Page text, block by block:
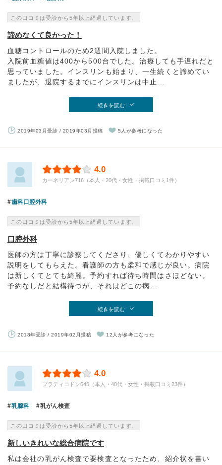
この口コミは受診から5年以上経過しています。
諦めなくて良かった！
血糖コントロールのため2週間入院しました。
入院前血糖値は400から500台でした。治療しても手遅れだと
思っていました。インスリンも始まり、一生続くと諦めてい
ましたが、退院するまでにインスリンは中止...
続きを読む
2019年03月受診 / 2019年03月投稿 5人が参考になった
4.0
カーネリアン716（本人・20代・女性・掲載口コミ1件）
歯科口腔外科
この口コミは受診から5年以上経過しています。
口腔外科
医師の方は丁寧に診察してくださり、優しくてわかりやすい
説明をしてもらえた。看護師の方も柔和で感じが良い。病院
は新しくてとても綺麗。予約すれば待ち時間はさほどない。
予約なしだと結構待つが、それはどこの病...
続きを読む
2018年受診 / 2019年02月投稿 12人が参考になった
4.0
プラティコドン645（本人・40代・女性・掲載口コミ23件）
乳腺科 乳がん検査
この口コミは受診から5年以上経過しています。
新しいきれいな総合病院です
私は会社の乳がん検査で要検査となったため、紹介状を書い